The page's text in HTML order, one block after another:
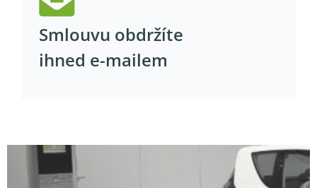
Smlouvu obdržíte
ihned e-mailem